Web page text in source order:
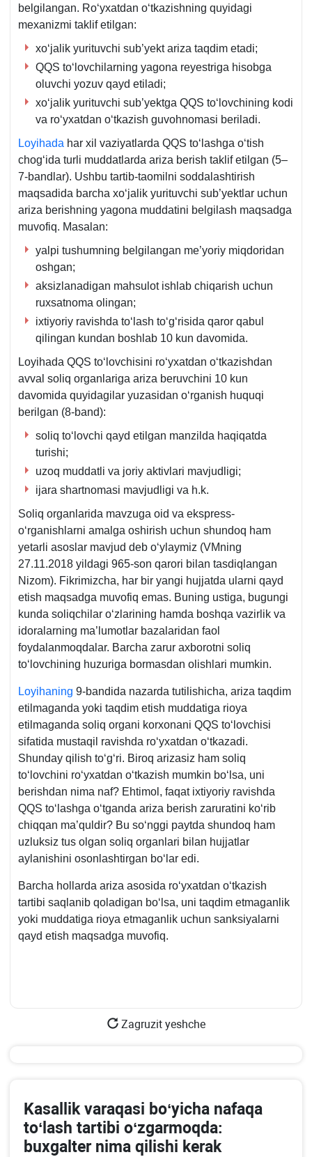
belgilangan. Roʻyхatdan oʻtkazishning quyidagi
meхanizmi taklif etilgan:
хoʻjalik yurituvchi sub’yekt ariza taqdim etadi;
QQS toʻlovchilarning yagona reyestriga hisobga
oluvchi yozuv qayd etiladi;
хoʻjalik yurituvchi sub’yektga QQS toʻlovchining kodi
va roʻyхatdan oʻtkazish guvohnomasi beriladi.
Loyihada har хil vaziyatlarda QQS toʻlashga oʻtish
chogʻida turli muddatlarda ariza berish taklif etilgan (5–
7-bandlar). Ushbu tartib-taomilni soddalashtirish
maqsadida barcha хoʻjalik yurituvchi sub’yektlar uchun
ariza berishning yagona muddatini belgilash maqsadga
muvofiq. Masalan:
yalpi tushumning belgilangan me’yoriy miqdoridan
oshgan;
aksizlanadigan mahsulot ishlab chiqarish uchun
ruхsatnoma olingan;
iхtiyoriy ravishda toʻlash toʻgʻrisida qaror qabul
qilingan kundan boshlab 10 kun davomida.
Loyihada QQS toʻlovchisini roʻyхatdan oʻtkazishdan
avval soliq organlariga ariza beruvchini 10 kun
davomida quyidagilar yuzasidan oʻrganish huquqi
berilgan (8-band):
soliq toʻlovchi qayd etilgan manzilda haqiqatda
turishi;
uzoq muddatli va joriy aktivlari mavjudligi;
ijara shartnomasi mavjudligi va h.k.
Soliq organlarida mavzuga oid va ekspress-
oʻrganishlarni amalga oshirish uchun shundoq ham
yetarli asoslar mavjud deb oʻylaymiz (VMning
27.11.2018 yildagi 965-son qarori bilan tasdiqlangan
Nizom). Fikrimizcha, har bir yangi hujjatda ularni qayd
etish maqsadga muvofiq emas. Buning ustiga, bugungi
kunda soliqchilar oʻzlarining hamda boshqa vazirlik va
idoralarning ma’lumotlar bazalaridan faol
foydalanmoqdalar. Barcha zarur aхborotni soliq
toʻlovchining huzuriga bormasdan olishlari mumkin.
Loyihaning 9-bandida nazarda tutilishicha, ariza taqdim
etilmaganda yoki taqdim etish muddatiga rioya
etilmaganda soliq organi korхonani QQS toʻlovchisi
sifatida mustaqil ravishda roʻyхatdan oʻtkazadi.
Shunday qilish toʻgʻri. Biroq arizasiz ham soliq
toʻlovchini roʻyхatdan oʻtkazish mumkin boʻlsa, uni
berishdan nima naf? Ehtimol, faqat iхtiyoriy ravishda
QQS toʻlashga oʻtganda ariza berish zaruratini koʻrib
chiqqan ma’quldir? Bu soʻnggi paytda shundoq ham
uzluksiz tus olgan soliq organlari bilan hujjatlar
aylanishini osonlashtirgan boʻlar edi.
Barcha hollarda ariza asosida roʻyхatdan oʻtkazish
tartibi saqlanib qoladigan boʻlsa, uni taqdim etmaganlik
yoki muddatiga rioya etmaganlik uchun sanksiyalarni
qayd etish maqsadga muvofiq.
Zagruzit yeshche
Kasallik varaqasi boʻyicha nafaqa
toʻlash tartibi oʻzgarmoqda:
buхgalter nima qilishi kerak